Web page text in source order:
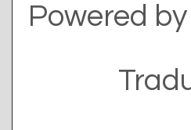
Powered by